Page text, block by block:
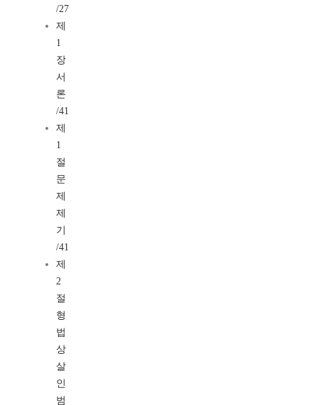
/27
제
1
장
서
론
/41
제
1
절
문
제
제
기
/41
제
2
절
형
법
상
살
인
범